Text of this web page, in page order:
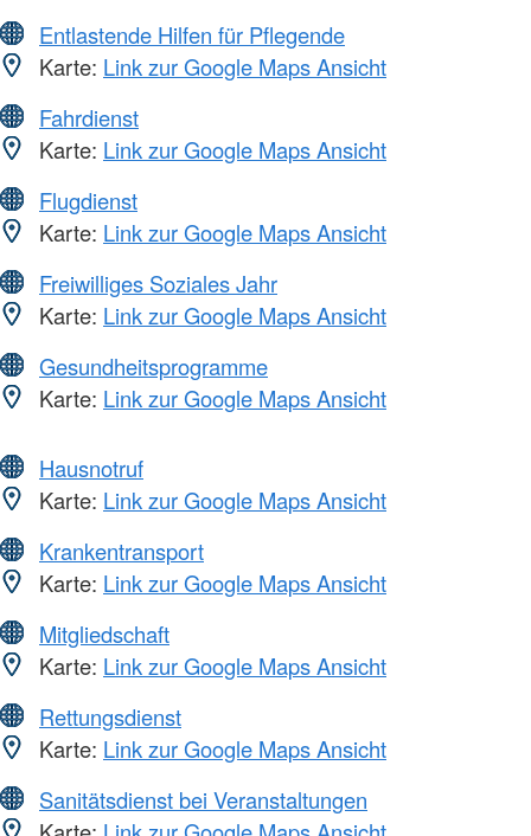
Entlastende Hilfen für Pflegende
Karte: Link zur Google Maps Ansicht
Fahrdienst
Karte: Link zur Google Maps Ansicht
Flugdienst
Karte: Link zur Google Maps Ansicht
Freiwilliges Soziales Jahr
Karte: Link zur Google Maps Ansicht
Gesundheitsprogramme
Karte: Link zur Google Maps Ansicht
Hausnotruf
Karte: Link zur Google Maps Ansicht
Krankentransport
Karte: Link zur Google Maps Ansicht
Mitgliedschaft
Karte: Link zur Google Maps Ansicht
Rettungsdienst
Karte: Link zur Google Maps Ansicht
Sanitätsdienst bei Veranstaltungen